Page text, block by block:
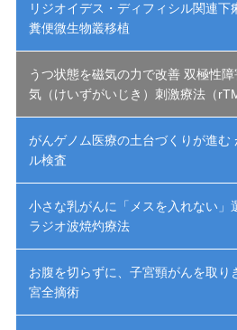
リジオイデス・ディフィシル関連下
糞便微生物叢移植
うつ状態を磁気の力で改善 双極性
気（けいずがいじき）刺激療法（
がんゲノム医療の土台づくりが進む
ル検査
小さな乳がんに「メスを入れない」
ラジオ波焼灼療法
お腹を切らずに、子宮頸がんを取り
宮全摘術